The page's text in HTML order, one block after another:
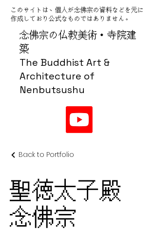
念佛宗の仏教美術・寺院建
築
The Buddhist Art &
Architecture of
Nenbutsushu
このサイトは、個人が念佛宗の資料などを元に
作成しており公式なものではありません。
Back to Portfolio
聖徳太子殿
念佛宗